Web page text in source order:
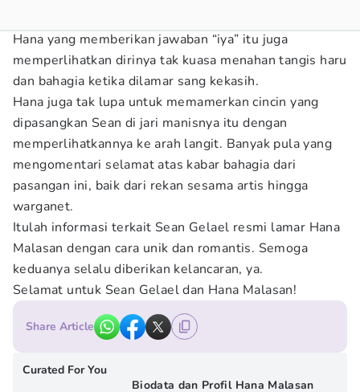
Hana yang memberikan jawaban “iya” itu juga
memperlihatkan dirinya tak kuasa menahan tangis haru
dan bahagia ketika dilamar sang kekasih.
Hana juga tak lupa untuk memamerkan cincin yang
dipasangkan Sean di jari manisnya itu dengan
memperlihatkannya ke arah langit. Banyak pula yang
mengomentari selamat atas kabar bahagia dari
pasangan ini, baik dari rekan sesama artis hingga
warganet.
Itulah informasi terkait Sean Gelael resmi lamar Hana
Malasan dengan cara unik dan romantis. Semoga
keduanya selalu diberikan kelancaran, ya.
Selamat untuk Sean Gelael dan Hana Malasan!
Share Article
Curated For You
Biodata dan Profil Hana Malasan